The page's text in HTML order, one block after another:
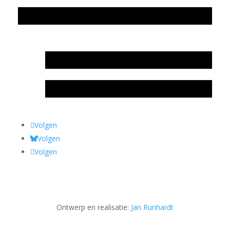
Volgen
Volgen
Volgen
Ontwerp en realisatie: Jan Runhardt